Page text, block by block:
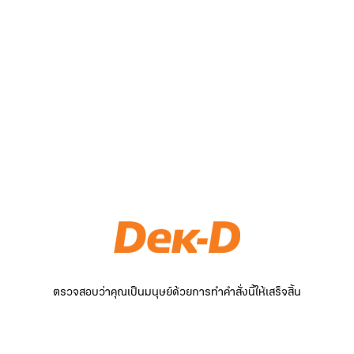
ตรวจสอบว่าคุณเป็นมนุษย์ด้วยการทำคำสั่งนี้ให้เสร็จสิ้น